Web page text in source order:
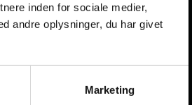
inden for sociale medier,
andre oplysninger, du har givet
Marketing